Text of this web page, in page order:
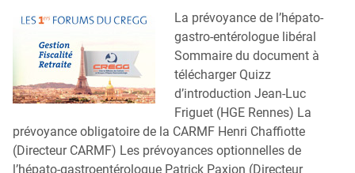
La prévoyance de l’hépato-
gastro-entérologue libéral
Sommaire du document à
télécharger Quizz
d’introduction Jean-Luc
Friguet (HGE Rennes) La
prévoyance obligatoire de la CARMF Henri Chaffiotte
(Directeur CARMF) Les prévoyances optionnelles de
l’hépato-gastroentérologue Patrick Paxion (Directeur